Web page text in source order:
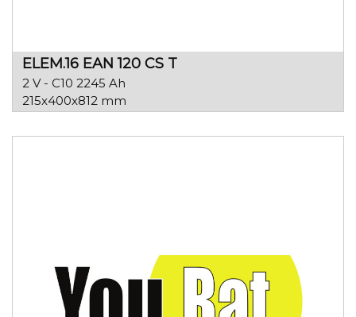
ELEM.16 EAN 120 CS T
2 V - C10 2245 Ah
215x400x812 mm